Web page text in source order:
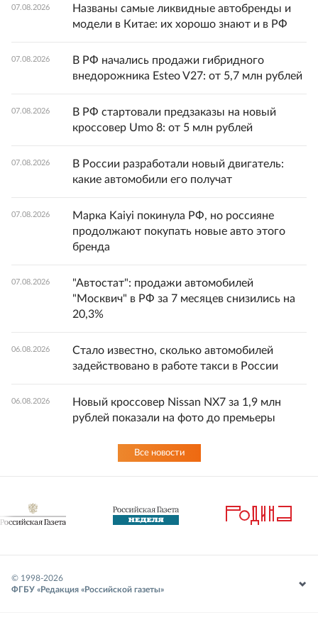
07.08.2026
Названы самые ликвидные автобренды и
модели в Китае: их хорошо знают и в РФ
07.08.2026
В РФ начались продажи гибридного
внедорожника Esteo V27: от 5,7 млн рублей
07.08.2026
В РФ стартовали предзаказы на новый
кроссовер Umo 8: от 5 млн рублей
07.08.2026
В России разработали новый двигатель:
какие автомобили его получат
07.08.2026
Марка Kaiyi покинула РФ, но россияне
продолжают покупать новые авто этого
бренда
07.08.2026
"Автостат": продажи автомобилей
"Москвич" в РФ за 7 месяцев снизились на
20,3%
06.08.2026
Стало известно, сколько автомобилей
задействовано в работе такси в России
06.08.2026
Новый кроссовер Nissan NX7 за 1,9 млн
рублей показали на фото до премьеры
Все новости
© 1998-2026
ФГБУ «Редакция «Российской газеты»